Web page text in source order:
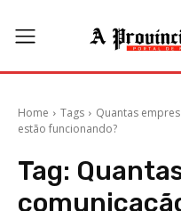
Home Tags
Quantas
estão funcionando?
Tag: